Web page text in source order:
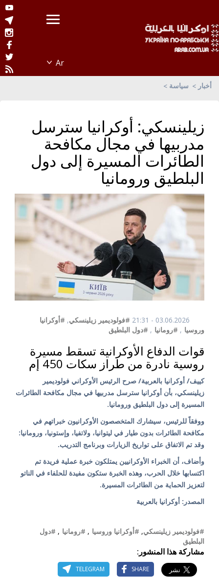
أخبار سياسة
زيلينسكي: أوكرانيا سترسل
مدربيها في مجال مكافحة
الطائرات المسيرة إلى دول
البلطيق ورومانيا
03.06.2026 - 21:31 #فولوديمير زيلينسكي, #أوكرانيا
وروسيا , #رومانيا , #دول البلطيق
قوات الدفاع الأوكرانية تسقط مسيرة
روسية نادرة من طراز سكات 450 إم
كييف/ أوكرانيا بالعربية/ صرح الرئيس الأوكراني فولوديمير
زيلينسكي، بأن أوكرانيا سترسل مدربيها في مجال مكافحة الطائرات
المسيرة إلى دول البلطيق ورومانيا.
ووفقاً للرئيس، سيشارك المتخصصون الأوكرانيون خبراتهم في
مكافحة الطائرات بدون طيار في ليتوانيا، ولاتفيا، وإستونيا، ورومانيا:
وقد تم الاتفاق على تواريخ الزيارات وبرنامج التدريب.
وأضاف، أن الخبراء الأوكرانيين يمتلكون خبرة عملية فريدة تم
اكتسابها خلال الحرب، وهذه الخبرة ستكون مفيدة للحلفاء في الناتو
لتعزيز الحماية من الطائرات المسيرة.
المصدر: أوكرانيا بالعربية
#فولوديمير زيلينسكي, #أوكرانيا وروسيا , #رومانيا , #دول
البلطيق
مشاركة هذا المنشور:
SHARE
TELEGRAM